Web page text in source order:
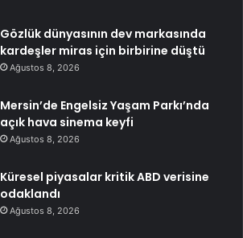
Gözlük dünyasının dev markasında
kardeşler miras için birbirine düştü
Ağustos 8, 2026
Mersin’de Engelsiz Yaşam Parkı’nda
açık hava sinema keyfi
Ağustos 8, 2026
Küresel piyasalar kritik ABD verisine
odaklandı
Ağustos 8, 2026